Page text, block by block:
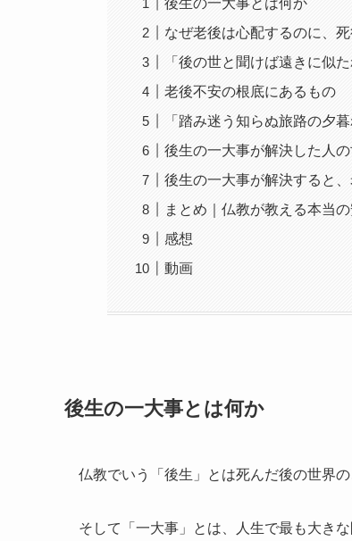
なぜ老後は心配するのに、
「後の世と聞けば遠きに似た
老後不安の根底にあるもの
「踏み迷う知らぬ旅路の夕暮
後生の一大事が解決した人
後生の一大事が解決すると
まとめ｜仏教が教える本当
感想
動画
後生の一大事とは何か
仏教でいう「後生」とは死んだ後の世界の
そして「一大事」とは、人生で最も大きな